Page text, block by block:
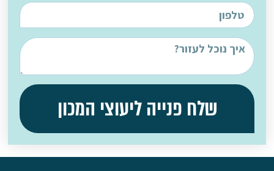
שלח פנייה ליעוצי המכון